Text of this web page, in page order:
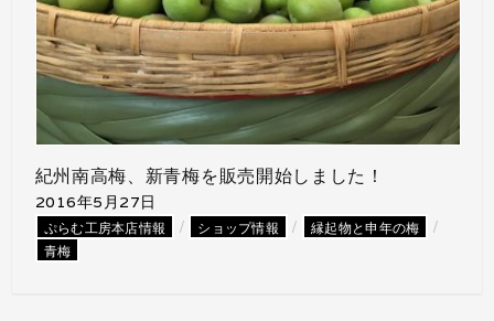
紀州南高梅、新青梅を販売開始しました！
2016年5月27日
ぷらむ工房本店情報 / ショップ情報 / 縁起物と申年の梅 /
青梅